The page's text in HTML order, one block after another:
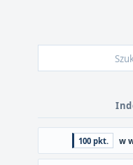
100 pkt. w